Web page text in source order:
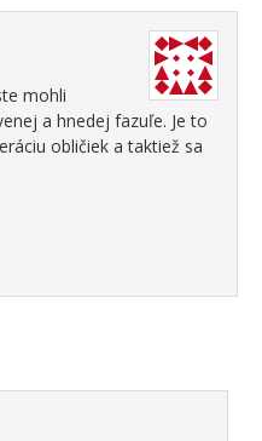
mohli
a hnedej fazuľe. Je to
obličiek a taktiež sa